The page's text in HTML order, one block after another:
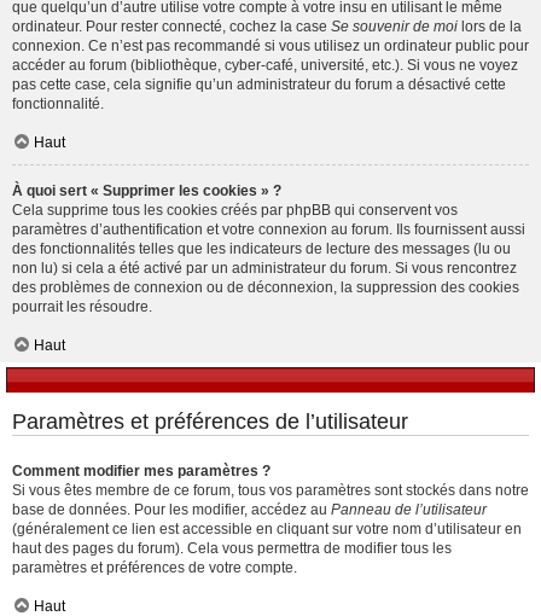
que quelqu’un d’autre utilise votre compte à votre insu en utilisant le même
ordinateur. Pour rester connecté, cochez la case Se souvenir de moi lors de la
connexion. Ce n’est pas recommandé si vous utilisez un ordinateur public pour
accéder au forum (bibliothèque, cyber-café, université, etc.). Si vous ne voyez
pas cette case, cela signifie qu’un administrateur du forum a désactivé cette
fonctionnalité.
Haut
À quoi sert « Supprimer les cookies » ?
Cela supprime tous les cookies créés par phpBB qui conservent vos
paramètres d’authentification et votre connexion au forum. Ils fournissent aussi
des fonctionnalités telles que les indicateurs de lecture des messages (lu ou
non lu) si cela a été activé par un administrateur du forum. Si vous rencontrez
des problèmes de connexion ou de déconnexion, la suppression des cookies
pourrait les résoudre.
Haut
Paramètres et préférences de l’utilisateur
Comment modifier mes paramètres ?
Si vous êtes membre de ce forum, tous vos paramètres sont stockés dans notre
base de données. Pour les modifier, accédez au Panneau de l’utilisateur
(généralement ce lien est accessible en cliquant sur votre nom d’utilisateur en
haut des pages du forum). Cela vous permettra de modifier tous les
paramètres et préférences de votre compte.
Haut